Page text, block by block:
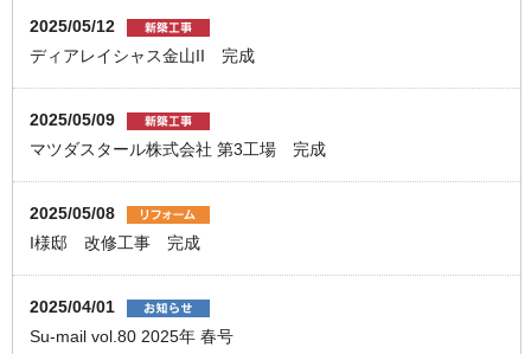
2025/05/12
ディアレイシャス金山II 完成
2025/05/09
マツダスタール株式会社 第3工場 完成
2025/05/08
I様邸 改修工事 完成
2025/04/01
Su-mail vol.80 2025年 春号